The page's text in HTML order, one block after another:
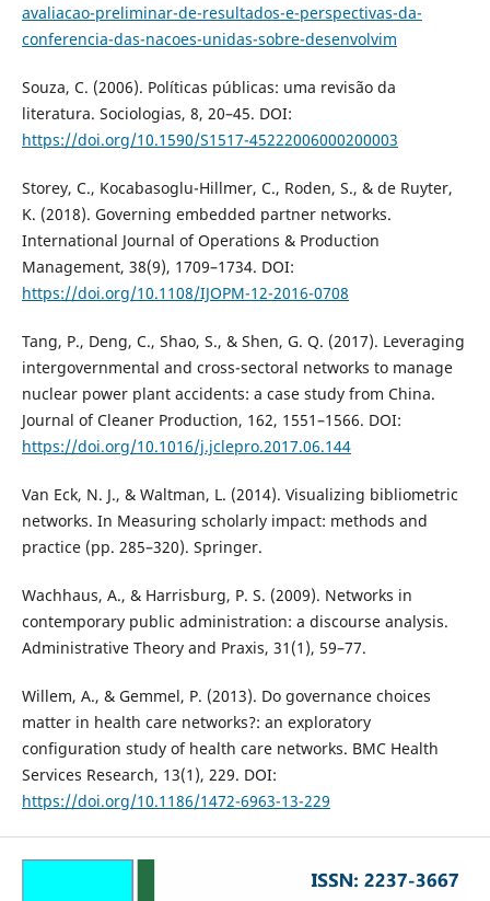
avaliacao-preliminar-de-resultados-e-perspectivas-da-
conferencia-das-nacoes-unidas-sobre-desenvolvim
Souza, C. (2006). Políticas públicas: uma revisão da
literatura. Sociologias, 8, 20–45. DOI:
https://doi.org/10.1590/S1517-45222006000200003
Storey, C., Kocabasoglu-Hillmer, C., Roden, S., & de Ruyter,
K. (2018). Governing embedded partner networks.
International Journal of Operations & Production
Management, 38(9), 1709–1734. DOI:
https://doi.org/10.1108/IJOPM-12-2016-0708
Tang, P., Deng, C., Shao, S., & Shen, G. Q. (2017). Leveraging
intergovernmental and cross-sectoral networks to manage
nuclear power plant accidents: a case study from China.
Journal of Cleaner Production, 162, 1551–1566. DOI:
https://doi.org/10.1016/j.jclepro.2017.06.144
Van Eck, N. J., & Waltman, L. (2014). Visualizing bibliometric
networks. In Measuring scholarly impact: methods and
practice (pp. 285–320). Springer.
Wachhaus, A., & Harrisburg, P. S. (2009). Networks in
contemporary public administration: a discourse analysis.
Administrative Theory and Praxis, 31(1), 59–77.
Willem, A., & Gemmel, P. (2013). Do governance choices
matter in health care networks?: an exploratory
configuration study of health care networks. BMC Health
Services Research, 13(1), 229. DOI:
https://doi.org/10.1186/1472-6963-13-229